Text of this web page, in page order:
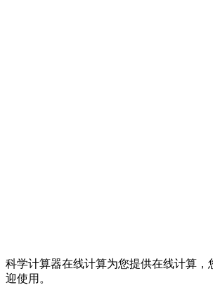
科学计算器在线计算为您提供在线计算
迎使用。